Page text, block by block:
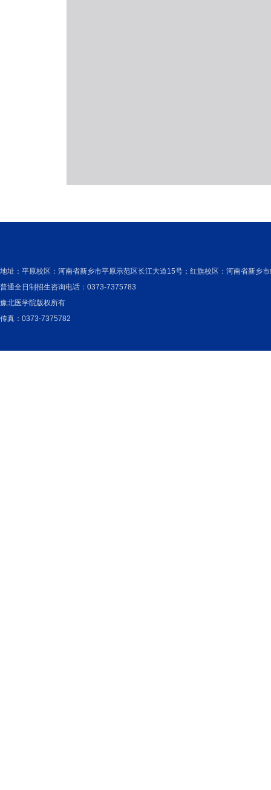
地址： 平原校区：河南省新乡市平原示范区长江大道15号；红旗校区：河南省新乡
普通全日制招生咨询电话：0373-7375783
豫北医学院版权所有
传真：0373-7375782